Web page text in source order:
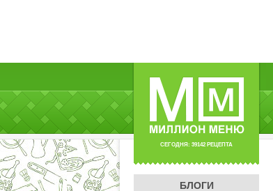
СЕГОДНЯ: 39142 РЕЦЕПТА
БЛОГИ